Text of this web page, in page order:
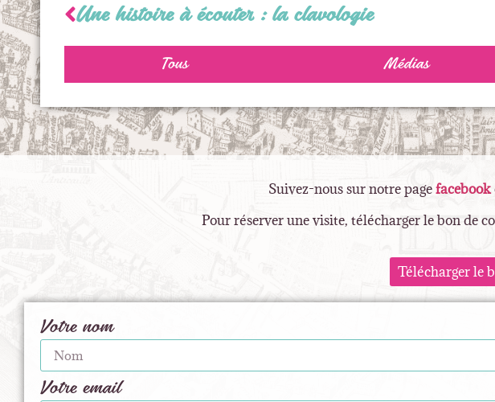
Une histoire à écouter : la clavologie
Tous Médias
Suivez-nous sur notre pagefacebook
Pour réserver une visite, télécharger le bon de
Télécharger le
Votre nom
Votre email